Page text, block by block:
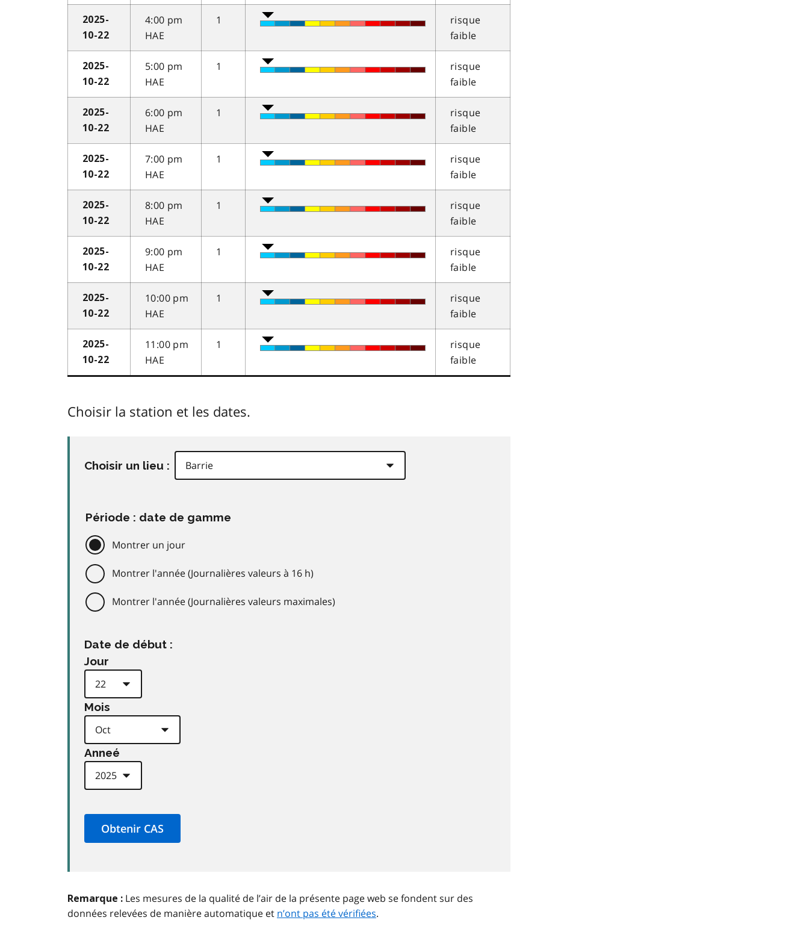
2025-
10-22
4:00 pm
HAE
1
risque
faible
2025-
10-22
5:00 pm
HAE
1
risque
faible
2025-
10-22
6:00 pm
HAE
1
risque
faible
2025-
10-22
7:00 pm
HAE
1
risque
faible
2025-
10-22
8:00 pm
HAE
1
risque
faible
2025-
10-22
9:00 pm
HAE
1
risque
faible
2025-
10-22
10:00 pm
HAE
1
risque
faible
2025-
10-22
11:00 pm
HAE
1
risque
faible
Choisir la station et les dates.
Choisir un lieu :
Période : date de gamme
Montrer un jour
Montrer l'année (Journalières valeurs à 16 h)
Montrer l'année (Journalières valeurs maximales)
Date de début :
Jour
Mois
Anneé
Remarque : Les mesures de la qualité de l’air de la présente page web se fondent sur des
données relevées de manière automatique et n’ont pas été vérifiées.